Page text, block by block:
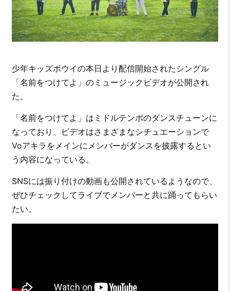
少年キッズボウイの本日より配信開始されたシングル
「名前をつけてよ」のミュージックビデオが公開され
た。
「名前をつけてよ」はミドルテンポのダンスチューンに
なっており、ビデオはさまざまなシチュエーションで
Voアキラをメインにメンバーがダンスを披露するとい
う内容になっている。
SNSには振り付けの動画も公開されているようなので、
ぜひチェックしてライブでメンバーと共に踊ってもらい
たい。